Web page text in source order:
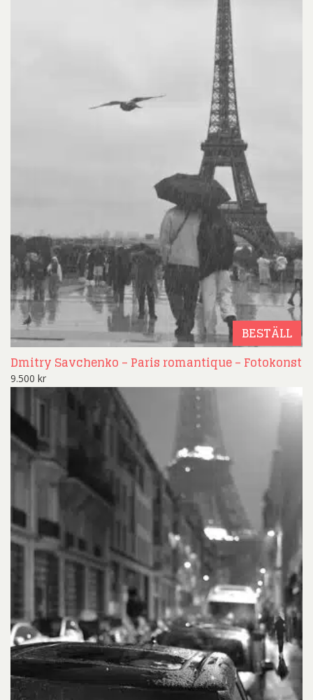
BESTÄLL
Dmitry Savchenko – Paris romantique – Fotokonst
9.500 kr